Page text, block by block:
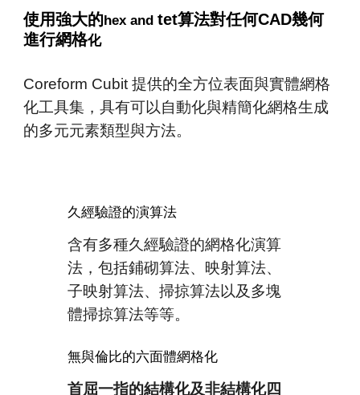
使用強大的hex andtet算法對任何CAD幾何
進行網格化
Coreform Cubit 提供的全方位表面與實體網格
化工具集，具有可以自動化與精簡化網格生成
的多元元素類型與方法。
久經驗證的演算法
含有多種久經驗證的網格化演算
法，包括鋪砌算法、映射算法、
子映射算法、掃掠算法以及多塊
體掃掠算法等等。
無與倫比的六面體網格化
首屈一指的結構化及非結構化四